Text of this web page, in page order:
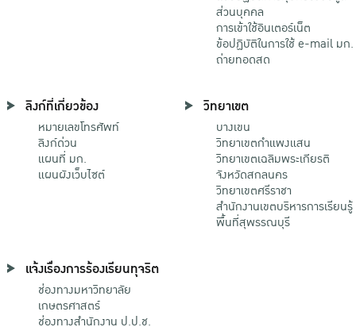
ส่วนบุคคล
การเข้าใช้อินเตอร์เน็ต
ข้อปฏิบัติในการใช้ e-mail มก.
ถ่ายทอดสด
ลิงก์ที่เกี่ยวข้อง
หมายเลขโทรศัพท์
ลิงก์ด่วน
แผนที่ มก.
แผนผังเว็บไซต์
วิทยาเขต
บางเขน
วิทยาเขตกําแพงแสน
วิทยาเขตเฉลิมพระเกียรติ
จังหวัดสกลนคร
วิทยาเขตศรีราชา
สำนักงานเขตบริหารการเรียนรู้
พื้นที่สุพรรณบุรี
แจ้งเรื่องการร้องเรียนทุจริต
ช่องทางมหาวิทยาลัย
เกษตรศาสตร์
ช่องทางสำนักงาน ป.ป.ช.